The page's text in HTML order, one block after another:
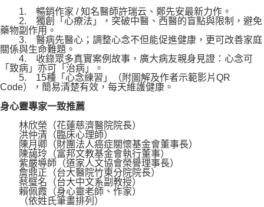
1. 暢銷作家 / 知名醫師許瑞云、鄭先安最新力作。
2. 獨創「心療法」，突破中醫、西醫的盲點與限制，避免
藥物副作用。
3. 醫病先醫心；調整心念不但能促進健康，更可改善家庭
關係與生命難題。
4. 收錄眾多真實案例故事，廣大病友親身見證：心念可
「致病」亦可「治病」。
5. 15種「心念練習」（附圖解及作者示範影片QR
Code），簡易清楚有效，每天維護健康。
身心靈專家一致推薦
林欣榮（花蓮慈濟醫院院長）
洪仲清（臨床心理師）
陳月卿（財團法人癌症關懷基金會董事長）
陳藹玲（富邦文教基金會執行董事）
紫嚴導師（道家人文協會榮譽理事長）
詹鼎正（台大醫院竹東分院院長）
蔡璧名（台大中文系副教授）
賴佩霞（身心靈老師、作家）
（依姓氏筆畫排列）